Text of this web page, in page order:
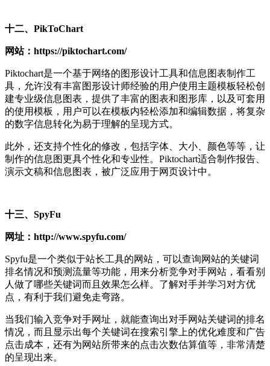
十二、PikToChart
网站：https://piktochart.com/
Piktochart是一个基于网络的图形设计工具和信息图表制作工
具，允许没有丰富图形设计师经验的用户使用主题模板轻松创
建专业级信息图表，提供了丰富的图表和图形库，以及可套用
的使用模板，用户可以在模板内轻松添加和编辑数据，将复杂
的数字信息转化为易于理解的呈现方式。
此外，还支持个性化的修改，包括字体、大小、颜色等等，让
制作的信息图更具个性化和专业性。Piktochart适合制作报告、
演示文稿和信息图表，被广泛应用于网页设计中。
十三、SpyFu
网址：http://www.spyfu.com/
Spyfu是一个类似于站长工具的网站，可以查询网站的关键词
排名情况和预测流量等功能，用来分析竞争对手网站，看看别
人做了哪些关键词而且效果怎么样。了解对手并学习对方优
点，有利于我们避免走弯路。
当我们输入竞争对手网址，就能查询出对手网站关键词的排名
情况，而且显示出每个关键词在搜索引擎上的优化难度和广告
点击成本，还有为网站所带来的点击次数估算值等，非常清楚
的呈现出来。